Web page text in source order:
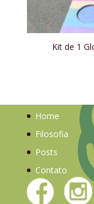
Kit de 1
Home
Filosofia
Posts
Contato